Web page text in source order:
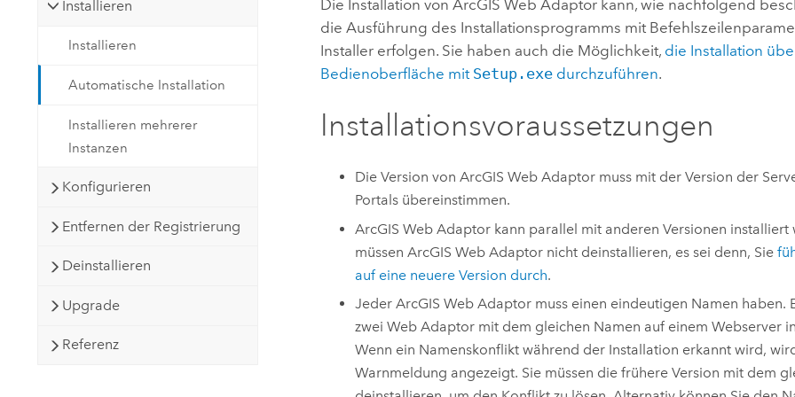
Installieren
Installieren
Automatische Installation
Installieren mehrerer
Instanzen
Konfigurieren
Entfernen der Registrierung
Deinstallieren
Upgrade
Referenz
Die Installation vonArcGIS Web Adaptor kann, wie nachfolgend
die Ausführung des Installationsprogramms mit
Installer erfolgen. Sie haben auch die Möglichkeit, die Installation
Bedienoberfläche mit Setup.exe durchzuführen.
Installationsvoraussetzungen
Die Version von ArcGIS Web Adaptormuss mit der Version der
Portals übereinstimmen.
ArcGIS Web Adaptorkann parallel mit anderen Versionen installiert
müssen ArcGIS Web Adaptornicht deinstallieren, es sei denn, Sie
auf eine neuere Version durch.
Jeder ArcGIS Web Adaptormuss einen eindeutigen Namen haben.
zwei Web Adaptor mit dem gleichen Namen auf einem Webserver
Wenn ein Namenskonflikt während der Installation erkannt wird,
Warnmeldung angezeigt. Sie müssen die frühere Version mit dem